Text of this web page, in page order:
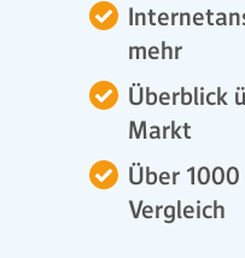
mehr
Überblick
Markt
Über
Vergleich